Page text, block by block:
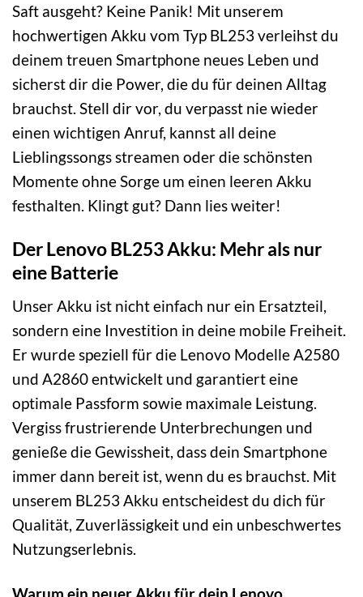
Saft ausgeht? Keine Panik! Mit unserem
hochwertigen Akku vom Typ BL253 verleihst du
deinem treuen Smartphone neues Leben und
sicherst dir die Power, die du für deinen Alltag
brauchst. Stell dir vor, du verpasst nie wieder
einen wichtigen Anruf, kannst all deine
Lieblingssongs streamen oder die schönsten
Momente ohne Sorge um einen leeren Akku
festhalten. Klingt gut? Dann lies weiter!
Der Lenovo BL253 Akku: Mehr als nur
eine Batterie
Unser Akku ist nicht einfach nur ein Ersatzteil,
sondern eine Investition in deine mobile Freiheit.
Er wurde speziell für die Lenovo Modelle A2580
und A2860 entwickelt und garantiert eine
optimale Passform sowie maximale Leistung.
Vergiss frustrierende Unterbrechungen und
genieße die Gewissheit, dass dein Smartphone
immer dann bereit ist, wenn du es brauchst. Mit
unserem BL253 Akku entscheidest du dich für
Qualität, Zuverlässigkeit und ein unbeschwertes
Nutzungserlebnis.